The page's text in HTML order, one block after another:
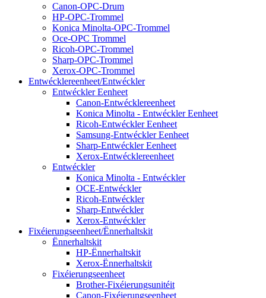
Canon-OPC-Drum
HP-OPC-Trommel
Konica Minolta-OPC-Trommel
Oce-OPC Trommel
Ricoh-OPC-Trommel
Sharp-OPC-Trommel
Xerox-OPC-Trommel
Entwécklereenheet/Entwéckler
Entwéckler Eenheet
Canon-Entwécklereenheet
Konica Minolta - Entwéckler Eenheet
Ricoh-Entwéckler Eenheet
Samsung-Entwéckler Eenheet
Sharp-Entwéckler Eenheet
Xerox-Entwécklereenheet
Entwéckler
Konica Minolta - Entwéckler
OCE-Entwéckler
Ricoh-Entwéckler
Sharp-Entwéckler
Xerox-Entwéckler
Fixéierungseenheet/Ënnerhaltskit
Ënnerhaltskit
HP-Ënnerhaltskit
Xerox-Ënnerhaltskit
Fixéierungseenheet
Brother-Fixéierungsunitéit
Canon-Fixéierungseenheet